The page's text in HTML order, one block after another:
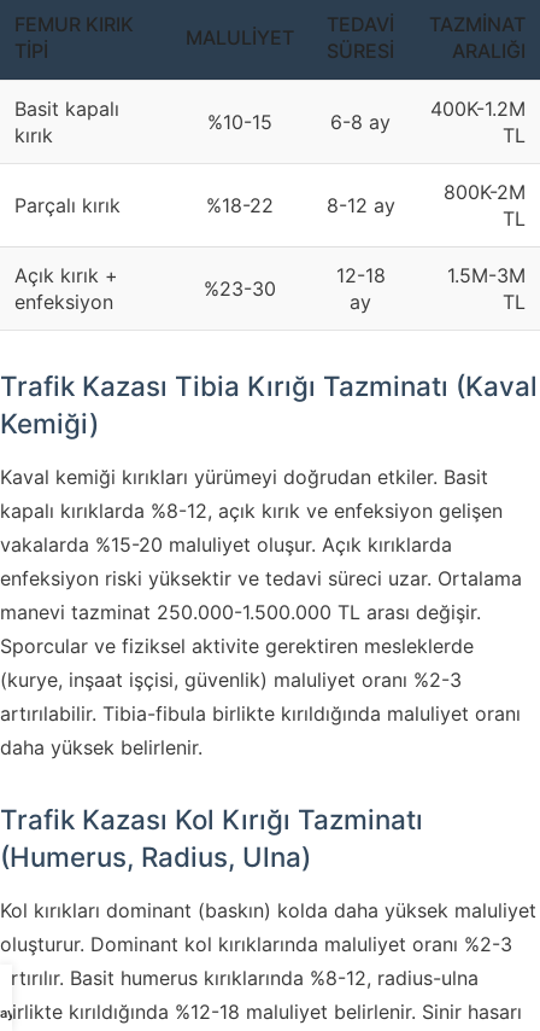
FEMUR KIRIK
TIPI
MALULIYET
TEDAVI
SÜRESI
TAZMINAT
ARALIĞI
Basit kapalı
kırık
%10-15 6-8 ay
400K-1.2M
TL
Parçalı kırık %18-22 8-12 ay
800K-2M
TL
Açık kırık +
enfeksiyon
%23-30
12-18
ay
1.5M-3M
TL
Trafik Kazası Tibia Kırığı Tazminatı (Kaval
Kemiği)
Kaval kemiği kırıkları yürümeyi doğrudan etkiler. Basit
kapalı kırıklarda %8-12, açık kırık ve enfeksiyon gelişen
vakalarda %15-20 maluliyet oluşur. Açık kırıklarda
enfeksiyon riski yüksektir ve tedavi süreci uzar. Ortalama
manevi tazminat 250.000-1.500.000 TL arası değişir.
Sporcular ve fiziksel aktivite gerektiren mesleklerde
(kurye, inşaat işçisi, güvenlik) maluliyet oranı %2-3
artırılabilir. Tibia-fibula birlikte kırıldığında maluliyet oranı
daha yüksek belirlenir.
Trafik Kazası Kol Kırığı Tazminatı
(Humerus, Radius, Ulna)
Kol kırıkları dominant (baskın) kolda daha yüksek maluliyet
oluşturur. Dominant kol kırıklarında maluliyet oranı %2-3
artırılır. Basit humerus kırıklarında %8-12, radius-ulna
birlikte kırıldığında %12-18 maluliyet belirlenir. Sinir hasarı